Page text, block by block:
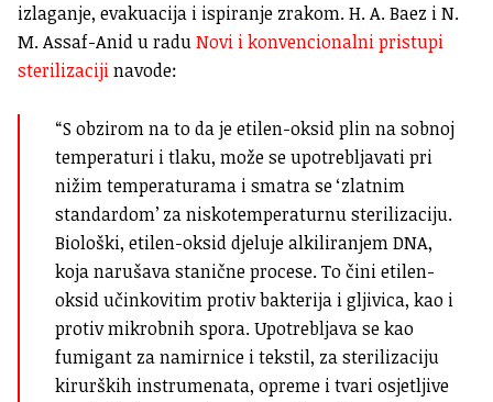
izlaganje, evakuacija i ispiranje zrakom.H. A. Baez iN.
M. Assaf-Anidu raduNovi i konvencionalni pristupi
sterilizacijinavode:
“S obzirom na to da je etilen-oksid plin na sobnoj
temperaturi i tlaku, može se upotrebljavati pri
nižim temperaturama i smatra se ‘zlatnim
standardom’ za niskotemperaturnu sterilizaciju.
Biološki, etilen-oksid djeluje alkiliranjem DNA,
koja narušava stanične procese. To čini etilen-
oksid učinkovitim protiv bakterija i gljivica, kao i
protiv mikrobnih spora. Upotrebljava se kao
fumigant za namirnice i tekstil, za sterilizaciju
kirurških instrumenata, opreme i tvari osjetljive